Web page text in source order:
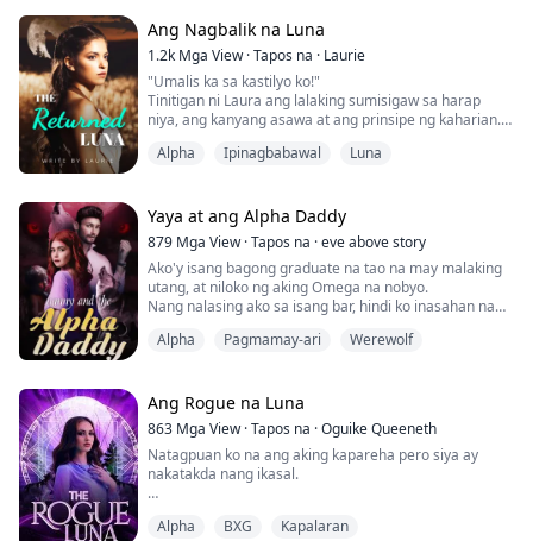
Nakatitig siya sa akin, at kitang-kita ko ang sakit sa
kanyang mga mata, pero ayaw niyang ipakita ito.
Karamihan sa mga lobo ay napapaluhod sa sakit. Gusto
kong lumuhod at kalmutin ang ak...
Ang Nagbalik na Luna
1.2k Mga View·Tapos na · Laurie
"Umalis ka sa kastilyo ko!"
Tinitigan ni Laura ang lalaking sumisigaw sa harap
niya, ang kanyang asawa at ang prinsipe ng kaharian.
pero iniwan pa rin siya ng prinsipe. Dahil hindi siya ang
nasaan ang kanyang kapareha... Naawa ang Diyosa ng
Buwan sa kanya at binigyan siya ng pangal...
Alpha Ipinagbabawal Luna
Yaya at ang Alpha Daddy
879 Mga View·Tapos na ·eve above story
Ako'y isang bagong graduate na tao na may malaking
utang, at niloko ng aking Omega na nobyo.
Nang nalasing ako sa isang bar, hindi ko inasahan na
ko.
Alpha billionaire BOSS ng aking nobyo….
Paano kaya magtatapos ang lahat matapos kong
aksidenteng ma...
Alpha Pagmamay-ari Werewolf
Ang Rogue na Luna
863 Mga View·Tapos na ·Oguike Queeneth
Natagpuan ko na ang aking kapareha pero siya ay
nakatakda nang ikasal.
kanyang mga magulang ay inatake at pinatay ng Alpha
Alpha BXG Kapalaran